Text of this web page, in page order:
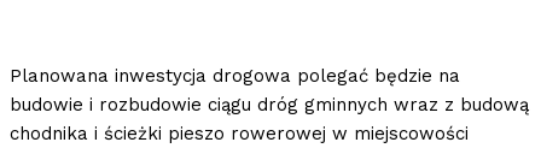
Planowana inwestycja drogowa polegać będzie na
budowie i rozbudowie ciągu dróg gminnych wraz z budową
chodnika i ścieżki pieszo rowerowej w miejscowości